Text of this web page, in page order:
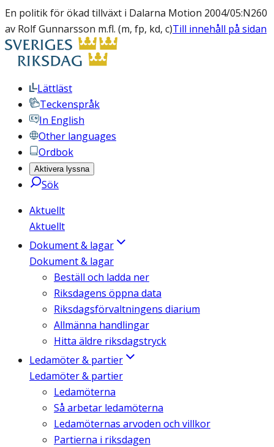
En politik för ökad tillväxt i Dalarna Motion 2004/05:N260
av Rolf Gunnarsson m.fl. (m, fp, kd, c)Till innehåll på sidan
Lättläst
Teckenspråk
In English
Other languages
Ordbok
Aktivera lyssna
Sök
Aktuellt
Aktuellt
Dokument & lagar
Dokument & lagar
Beställ och ladda ner
Riksdagens öppna data
Riksdagsförvaltningens diarium
Allmänna handlingar
Hitta äldre riksdagstryck
Ledamöter & partier
Ledamöter & partier
Ledamöterna
Så arbetar ledamöterna
Ledamöternas arvoden och villkor
Partierna i riksdagen